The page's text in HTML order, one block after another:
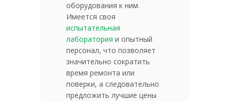
оборудования к ним.
Имеется своя
испытательная
лаборатория и опытный
персонал, что позволяет
значительно сократить
время ремонта или
поверки, а следовательно
предложить лучшие цены